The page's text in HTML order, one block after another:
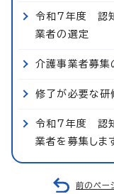
令和7年度 認
業者の選定
介護事業者募集
修了が必要な研
令和7年度 認
業者を募集しま
前のペー